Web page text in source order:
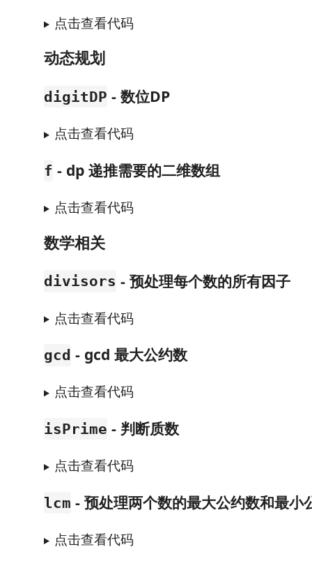
点击查看代码
动态规划
digitDP - 数位DP
点击查看代码
f - dp 递推需要的二维数组
点击查看代码
数学相关
divisors - 预处理每个数的所有因子
点击查看代码
gcd - gcd 最大公约数
点击查看代码
isPrime - 判断质数
点击查看代码
lcm - 预处理两个数的最大公约数和最小
点击查看代码